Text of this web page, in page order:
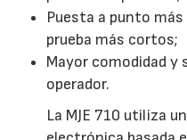
Puesta a punto
prueba más cortos;
Mayor comodidad y
operador.
La MJE 710 utiliza